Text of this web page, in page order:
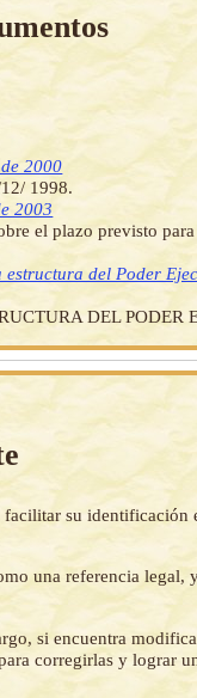
2000
1998.
2003
el plazo previsto para
del Poder
DEL PODER
su identificación
una referencia legal,
si encuentra
corregirlas y lograr